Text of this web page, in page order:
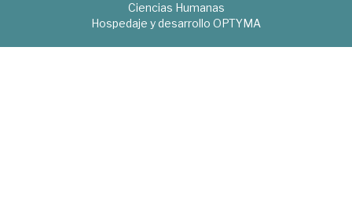
Ciencias Humanas
Hospedaje y desarrollo OPTYMA